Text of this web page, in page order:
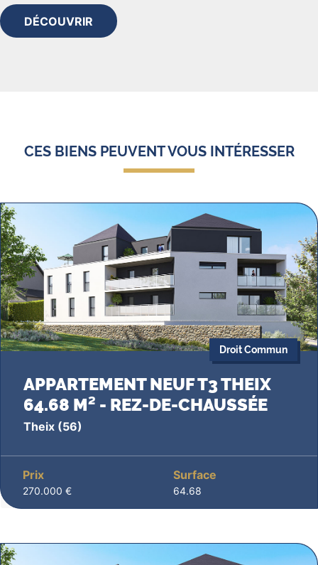
DÉCOUVRIR
CES BIENS PEUVENT VOUS INTÉRESSER
Droit Commun
APPARTEMENT NEUF T3 THEIX
64.68 M² - REZ-DE-CHAUSSÉE
Theix (56)
Prix
270.000 €
Surface
64.68